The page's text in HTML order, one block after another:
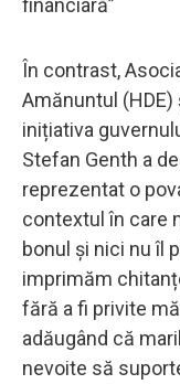
În contrast,
Amănuntul
inițiativa
Stefan Genth a
reprezentat o
contextul în care
bonul și nici nu îl
imprimăm
fără a fi privite
adăugând că
nevoite să